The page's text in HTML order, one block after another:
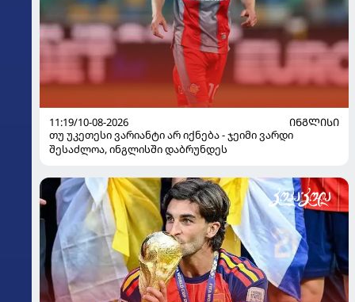
11:19/10-08-2026
ᲘᲜᲒᲚᲘᲡᲘ
თუ უკეთესი ვარიანტი არ იქნება - ჯეიმი ვარდი
შესაძლოა, ინგლისში დაბრუნდეს